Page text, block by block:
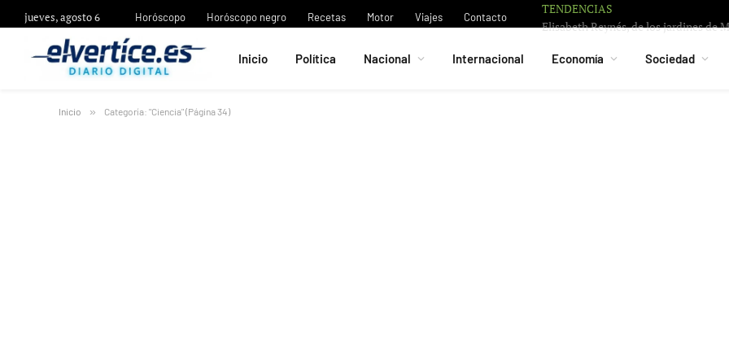
jueves, agosto 6 Horóscopo Horóscopo negro Recetas Motor Viajes Contacto
TENDENCIAS
Inicio Política Nacional Internacional Economía Sociedad
Inicio » Categoría: "Ciencia" (Página 34)